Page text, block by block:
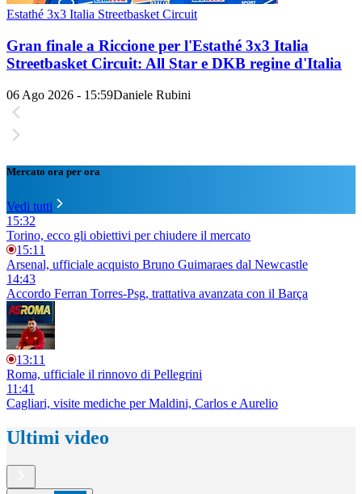
Estathé 3x3 Italia Streetbasket Circuit
Gran finale a Riccione per l'Estathé 3x3 Italia
Streetbasket Circuit: All Star e DKB regine d'Italia
06 Ago 2026 - 15:59Daniele Rubini
Mercato ora per ora
Vedi tutti
15:32
Torino, ecco gli obiettivi per chiudere il mercato
15:11
Arsenal, ufficiale acquisto Bruno Guimaraes dal Newcastle
14:43
Accordo Ferran Torres-Psg, trattativa avanzata con il Barça
13:11
Roma, ufficiale il rinnovo di Pellegrini
11:41
Cagliari, visite mediche per Maldini, Carlos e Aurelio
Ultimi video